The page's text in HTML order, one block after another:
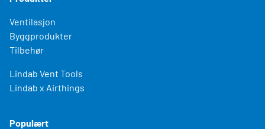
Ventilasjon
Byggprodukter
Tilbehør
Lindab Vent Tools
Lindab x Airthings
Populært